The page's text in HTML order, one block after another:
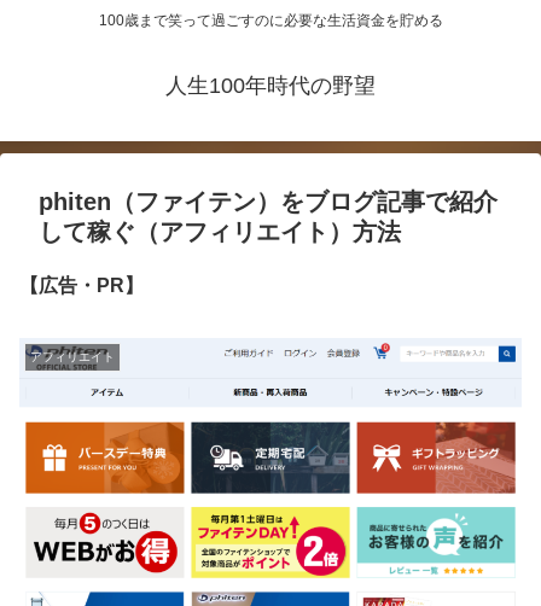
100歳まで笑って過ごすのに必要な生活資金を貯める
人生100年時代の野望
phiten（ファイテン）をブログ記事で紹介
して稼ぐ（アフィリエイト）方法
【広告・PR】
アフィリエイト